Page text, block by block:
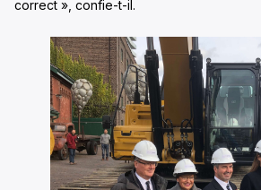
correct », confie-t-il.